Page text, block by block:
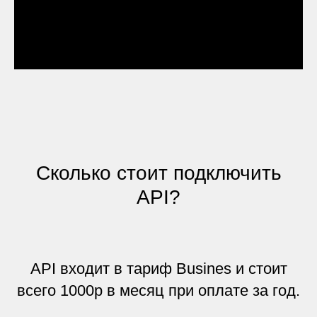
Сколько стоит подключить
API?
API входит в тариф Busines и стоит
всего 1000р в месяц при оплате за год.